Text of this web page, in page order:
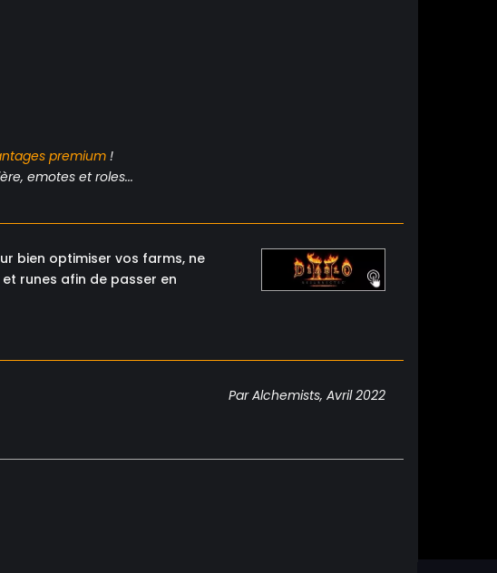
premium !
emotes et roles...
bien optimiser vos farms, ne
runes afin de passer en
Par Alchemists, Avril 2022